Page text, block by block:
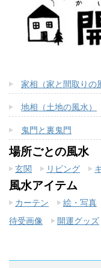
家相（家と間取りの
地相（土地の風水）
鬼門と裏鬼門
場所ごとの風水
玄関 リビング
風水アイテム
カーテン 絵・写真
待受画像
開運グッズ